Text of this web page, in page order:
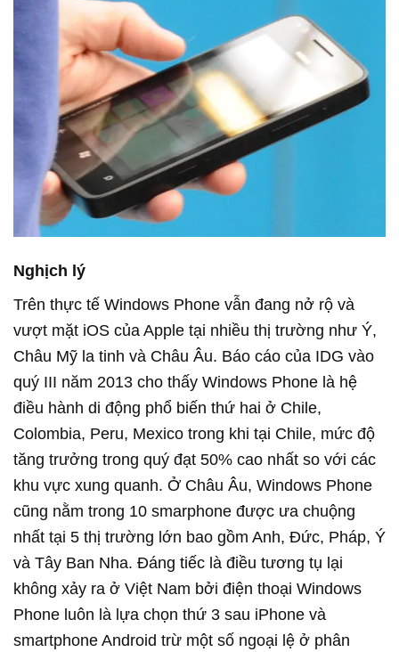
Nghịch lý
Trên thực tế Windows Phone vẫn đang nở rộ và
vượt mặt iOS của Apple tại nhiều thị trường như Ý,
Châu Mỹ la tinh và Châu Âu. Báo cáo của IDG vào
quý III năm 2013 cho thấy Windows Phone là hệ
điều hành di động phổ biến thứ hai ở Chile,
Colombia, Peru, Mexico trong khi tại Chile, mức độ
tăng trưởng trong quý đạt 50% cao nhất so với các
khu vực xung quanh. Ở Châu Âu, Windows Phone
cũng nằm trong 10 smarphone được ưa chuộng
nhất tại 5 thị trường lớn bao gồm Anh, Đức, Pháp, Ý
và Tây Ban Nha. Đáng tiếc là điều tương tụ lại
không xảy ra ở Việt Nam bởi điện thoại Windows
Phone luôn là lựa chọn thứ 3 sau iPhone và
smartphone Android trừ một số ngoại lệ ở phân